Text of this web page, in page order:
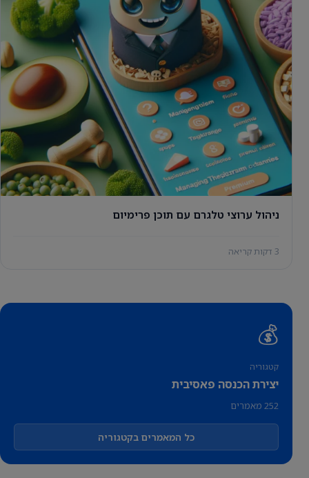
ניהול ערוצי טלגרם עם תוכן פרימיום
3 דקות קריאה
💰
קטגוריה
יצירת הכנסה פאסיבית
252 מאמרים
כל המאמרים בקטגוריה